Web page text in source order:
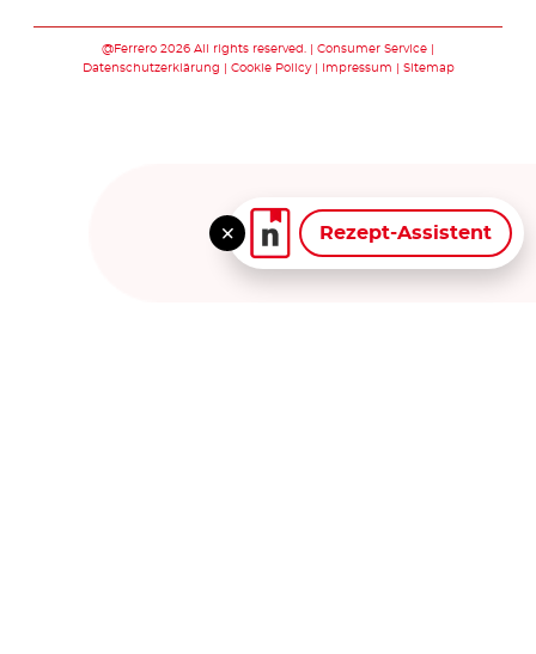
Rezept-Assistent
@Ferrero 2026 All rights reserved.
Consumer Service
Datenschutzerklärung
Cookie Policy Impressum Sitemap